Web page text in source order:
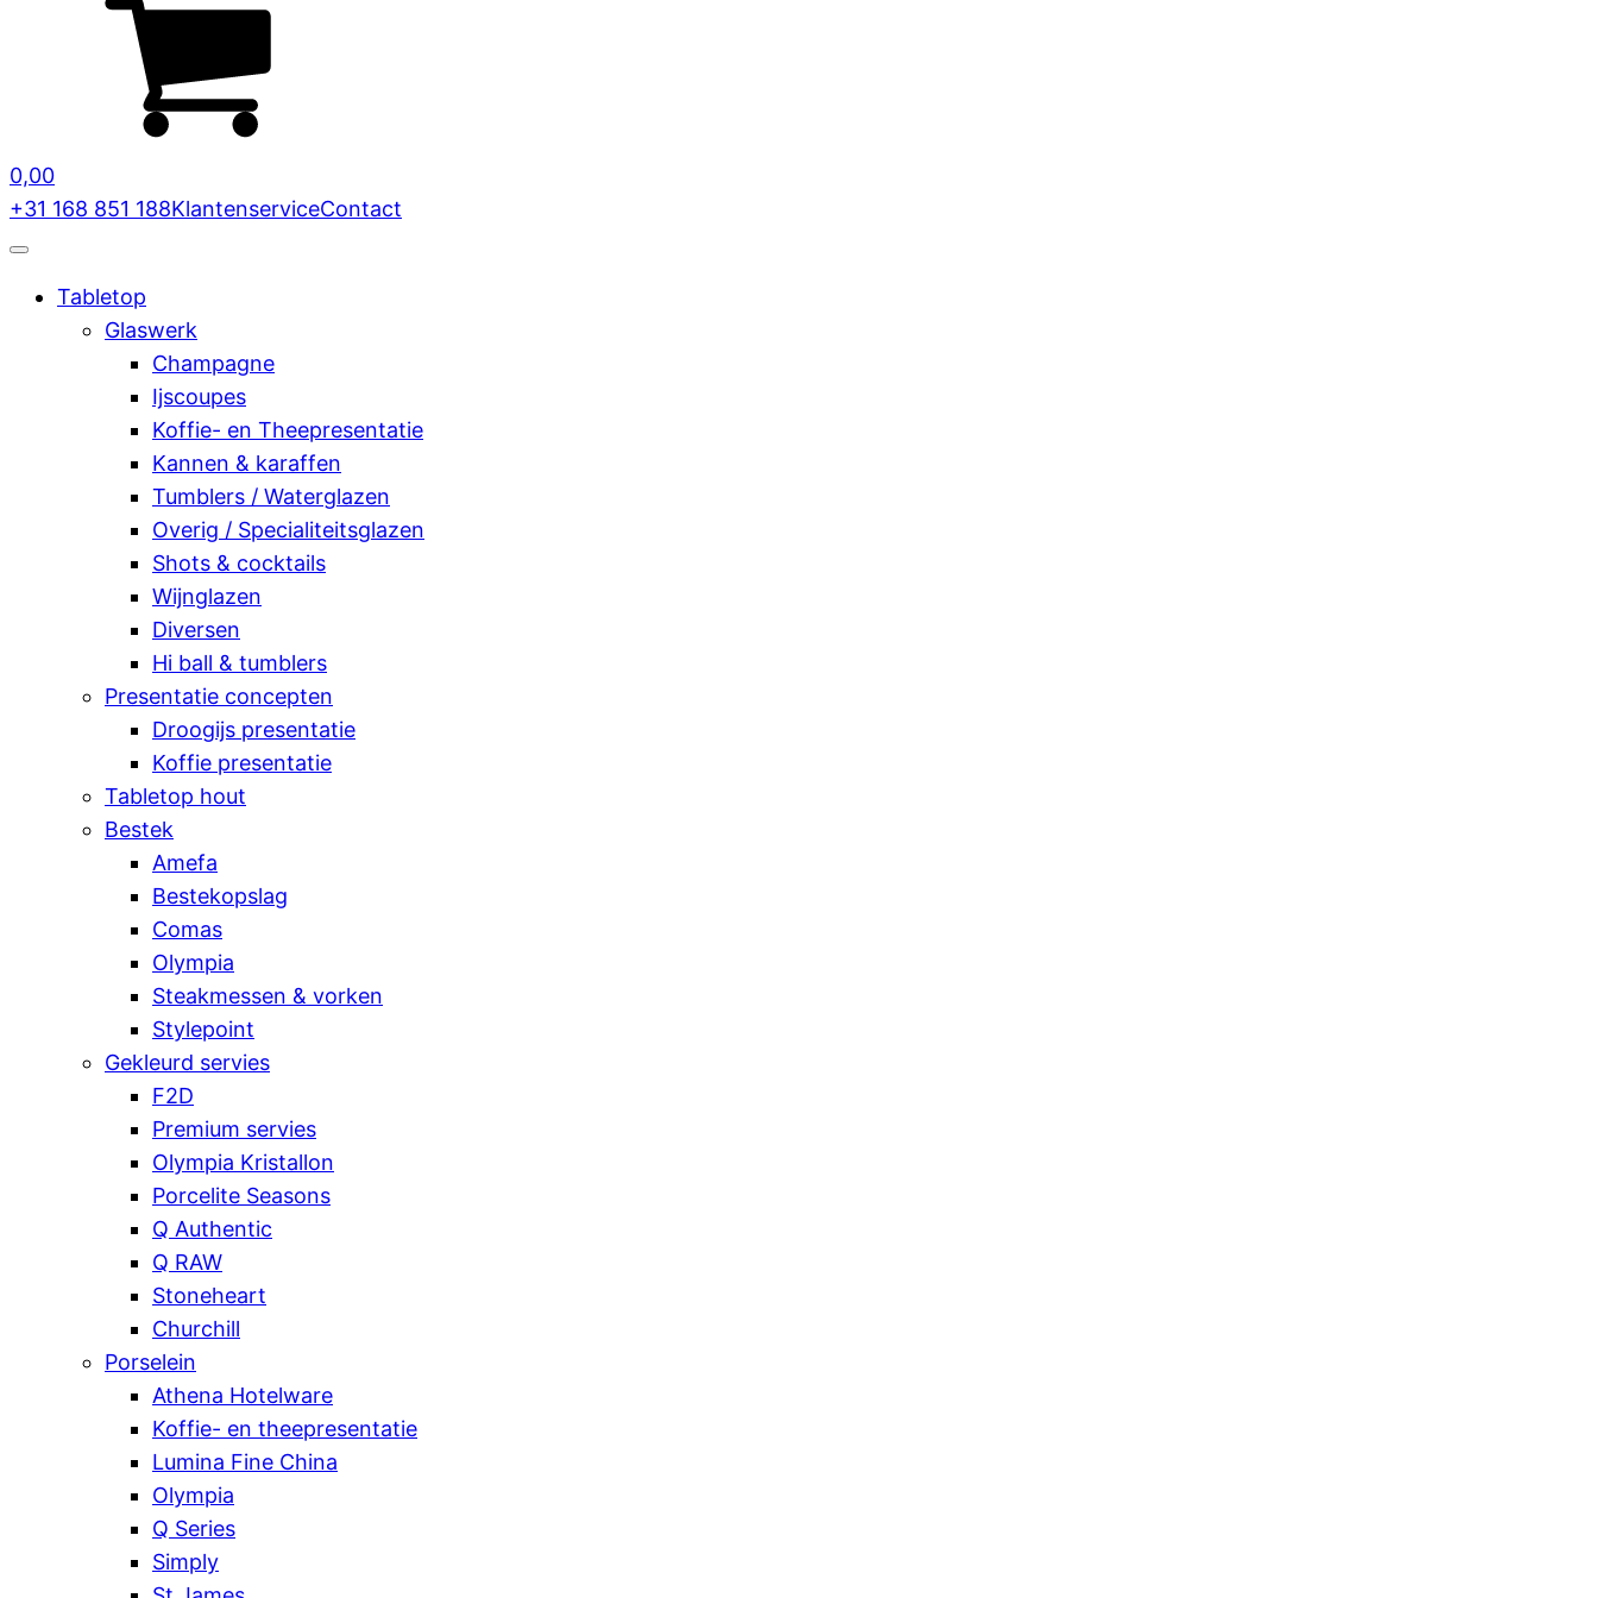
0,00
+31 168 851 188KlantenserviceContact
Tabletop
Glaswerk
Champagne
Ijscoupes
Koffie- en Theepresentatie
Kannen & karaffen
Tumblers / Waterglazen
Overig / Specialiteitsglazen
Shots & cocktails
Wijnglazen
Diversen
Hi ball & tumblers
Presentatie concepten
Droogijs presentatie
Koffie presentatie
Tabletop hout
Bestek
Amefa
Bestekopslag
Comas
Olympia
Steakmessen & vorken
Stylepoint
Gekleurd servies
F2D
Premium servies
Olympia Kristallon
Porcelite Seasons
Q Authentic
Q RAW
Stoneheart
Churchill
Porselein
Athena Hotelware
Koffie- en theepresentatie
Lumina Fine China
Olympia
Q Series
Simply